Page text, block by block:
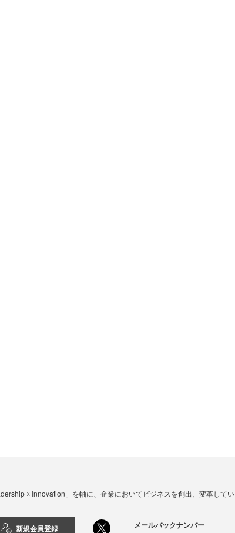
☓ Innovation」を軸に、企業においてビジネスを創出、変革して
新規会員登録 メールバックナンバー